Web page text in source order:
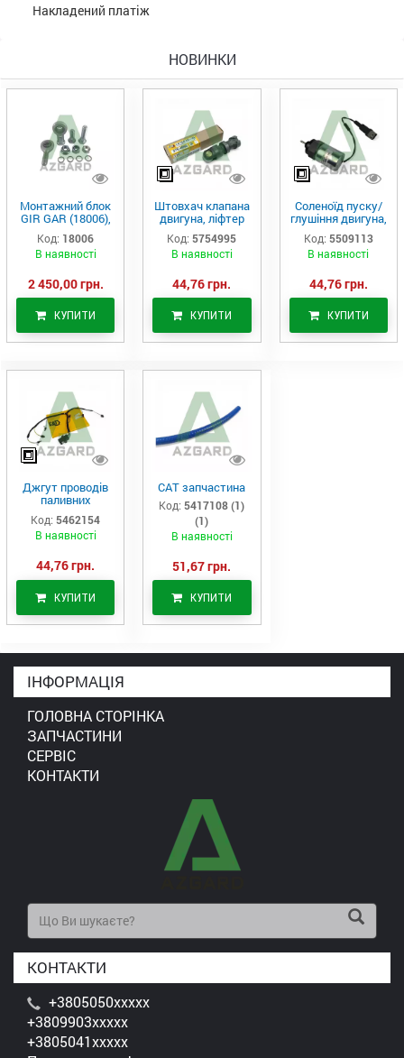
Накладений платіж
НОВИНКИ
Монтажний блок
GIR GAR (18006),
Аналог
Код: 18006
В наявності
2 450,00 грн.
КУПИТИ
Штовхач клапана
двигуна, ліфтер
(575-4995)
Код: 5754995
В наявності
44,76 грн.
КУПИТИ
Соленоїд пуску/
глушіння двигуна,
актуатор (550-
9113)
Код: 5509113
В наявності
44,76 грн.
КУПИТИ
Джгут проводів
паливних
форсунок CAT
C7/C9 (546-2154)
Код: 5462154
В наявності
44,76 грн.
КУПИТИ
САТ запчастина
Код: 5417108 (1)
(1)
В наявності
51,67 грн.
КУПИТИ
ІНФОРМАЦІЯ
ГОЛОВНА СТОРІНКА
ЗАПЧАСТИНИ
СЕРВІС
КОНТАКТИ
КОНТАКТИ
+3805050xxxxx
+3809903xxxxx
+3805041xxxxx